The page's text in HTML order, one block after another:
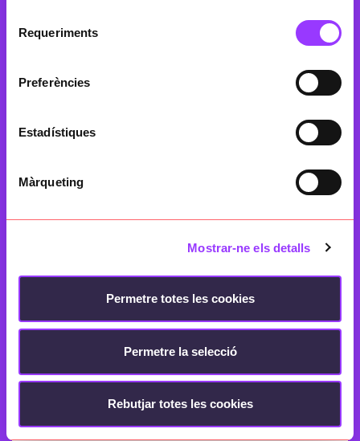
Requeriments
Preferències
Estadístiques
Màrqueting
Mostrar-ne els detalls
Permetre totes les cookies
Permetre la selecció
Rebutjar totes les cookies
d’aquest formulari.
Podem ajudar-te?